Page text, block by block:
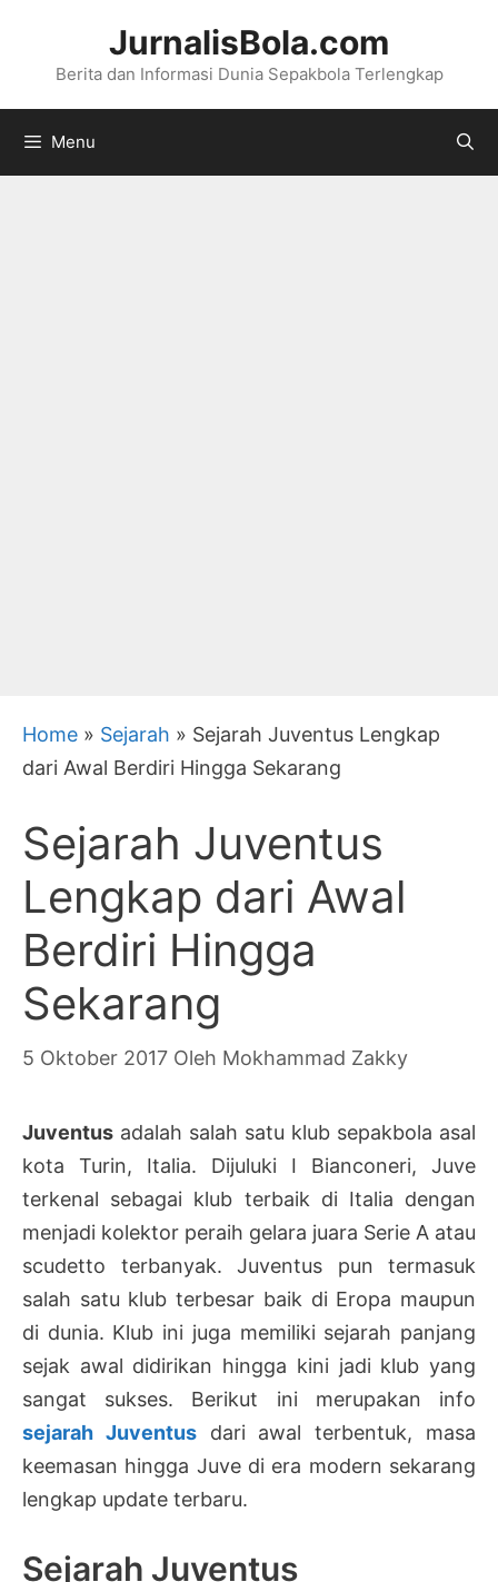
JurnalisBola.com
Berita dan Informasi Dunia Sepakbola Terlengkap
Menu
Home » Sejarah » Sejarah Juventus Lengkap
dari Awal Berdiri Hingga Sekarang
Sejarah Juventus
Lengkap dari Awal
Berdiri Hingga
Sekarang
5 Oktober 2017 Oleh Mokhammad Zakky
Juventus adalah salah satu klub sepakbola asal
kota Turin, Italia. Dijuluki I Bianconeri, Juve
terkenal sebagai klub terbaik di Italia dengan
menjadi kolektor peraih gelara juara Serie A atau
scudetto terbanyak. Juventus pun termasuk
salah satu klub terbesar baik di Eropa maupun
di dunia. Klub ini juga memiliki sejarah panjang
sejak awal didirikan hingga kini jadi klub yang
sangat sukses. Berikut ini merupakan info
sejarah Juventusdari awal terbentuk, masa
keemasan hingga Juve di era modern sekarang
lengkap update terbaru.
Sejarah Juventus